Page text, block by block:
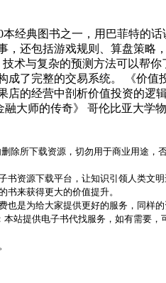
本经典图书之一，用巴菲特
，还包括游戏规则、算盘策
术与复杂的预测方法可以帮
了完整的交易系统。 《价
的经营中剖析价值投资的逻
大师的传奇》 哥伦比亚大
除所下载资源，切勿用于商业用途
资源下载平台，让知识引领人类文明
书来获得更大的价值提升。
是为给大家提供更好的服务，同样
站提供电子书代找服务，如有需要，